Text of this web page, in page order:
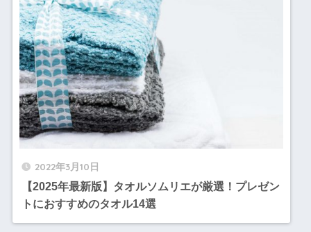
2022年3月10日
【2025年最新版】タオルソムリエが厳選！プレゼン
トにおすすめのタオル14選